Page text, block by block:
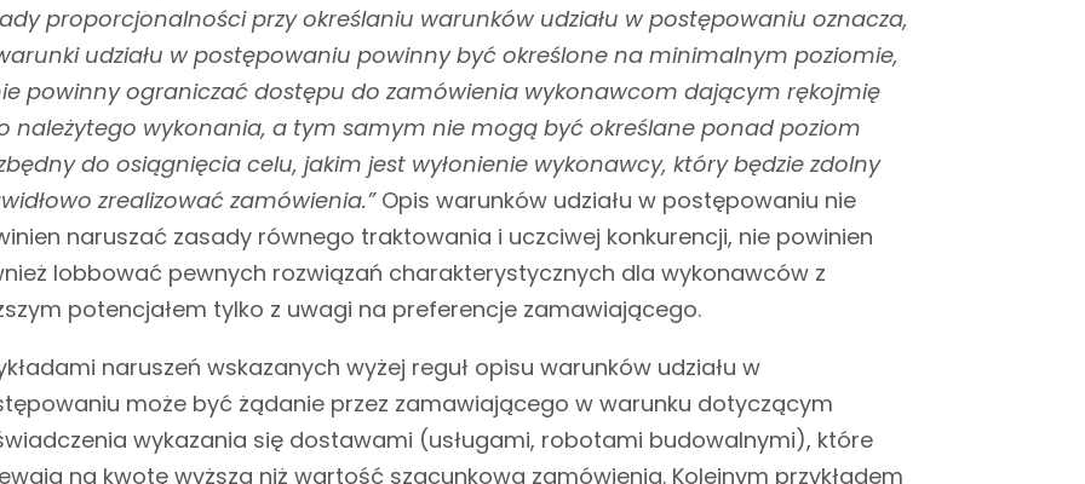
proporcjonalności przy określaniu warunków udziału w postępowaniu oznacza,
udziału w postępowaniu powinny być określone na minimalnym poziomie,
powinny ograniczać dostępu do zamówienia wykonawcom dającym rękojmię
należytego wykonania, a tym samym nie mogą być określane ponad poziom
do osiągnięcia celu, jakim jest wyłonienie wykonawcy, który będzie zdolny
zrealizować zamówienia.”Opis warunków udziału w postępowaniu nie
naruszać zasady równego traktowania i uczciwej konkurencji, nie powinien
lobbować pewnych rozwiązań charakterystycznych dla wykonawców z
potencjałem tylko z uwagi na preferencje zamawiającego.
naruszeń wskazanych wyżej reguł opisu warunków udziału w
może być żądanie przez zamawiającego w warunku dotyczącym
wykazania się dostawami (usługami, robotami budowalnymi), które
na kwotę wyższą niż wartość szacunkowa zamówienia. Kolejnym przykładem